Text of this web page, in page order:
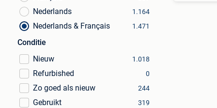
Nederlands 1.164
Nederlands & Français 1.471
Conditie
Nieuw
1.018
Refurbished 0
Zo goed als nieuw 244
Gebruikt 319